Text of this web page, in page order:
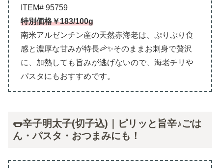
ITEM# 95759
特別価格￥183/100g
南米アルゼンチン産の天然赤海老は、ぷりぷり食
感と濃厚な甘みが特長🦐✨そのままお刺身で贅沢
に、加熱しても旨みが逃げないので、海老チリや
パスタにもおすすめです。
🌭辛子明太子(切子込)｜ピリッと旨辛♪ごは
ん・パスタ・おつまみにも！